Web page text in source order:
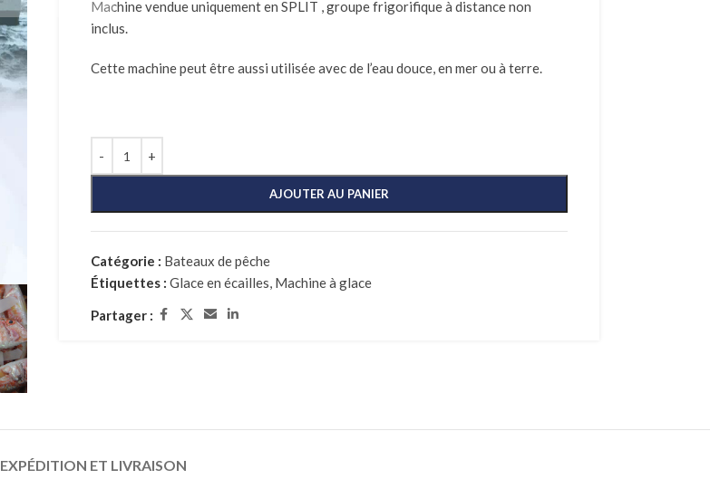
Machine vendue uniquement en SPLIT , groupe frigorifique à distance non
inclus.
Cette machine peut être aussi utilisée avec de l’eau douce, en mer ou à terre.
AJOUTER AU PANIER
Catégorie : Bateaux de pêche
Étiquettes : Glace en écailles, Machine à glace
Partager :
EXPÉDITION ET LIVRAISON